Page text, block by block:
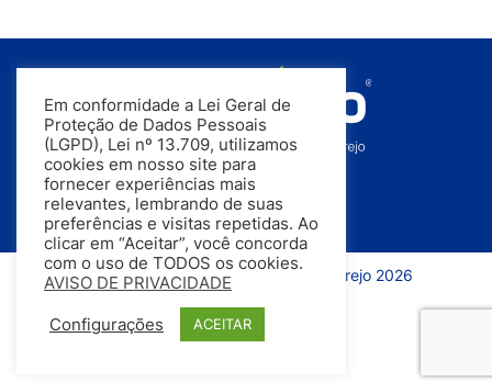
Todos os direitos reservados | InfoVarejo 2026
Em conformidade a Lei Geral de
Proteção de Dados Pessoais
(LGPD), Lei nº 13.709, utilizamos
cookies em nosso site para
fornecer experiências mais
relevantes, lembrando de suas
preferências e visitas repetidas. Ao
clicar em “Aceitar”, você concorda
com o uso de TODOS os cookies.
AVISO DE PRIVACIDADE
Configurações ACEITAR